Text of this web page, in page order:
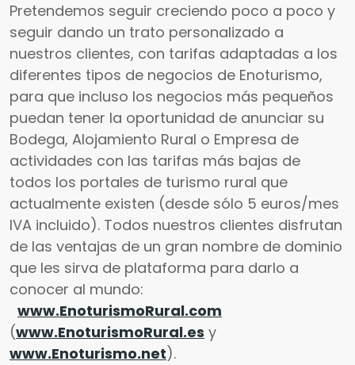
Pretendemos seguir creciendo poco a poco y
seguir dando un trato personalizado a
nuestros clientes, con tarifas adaptadas a los
diferentes tipos de negocios de Enoturismo,
para que incluso los negocios más pequeños
puedan tener la oportunidad de anunciar su
Bodega, Alojamiento Rural o Empresa de
actividades con las tarifas más bajas de
todos los portales de turismo rural que
actualmente existen (desde sólo 5 euros/mes
IVA incluido). Todos nuestros clientes disfrutan
de las ventajas de un gran nombre de dominio
que les sirva de plataforma para darlo a
conocer al mundo:
www.EnoturismoRural.com
(www.EnoturismoRural.es y
www.Enoturismo.net).